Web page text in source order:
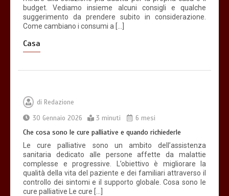
budget. Vediamo insieme alcuni consigli e qualche
suggerimento da prendere subito in considerazione.
Come cambiano i consumi a […]
Casa
di Redazione
30 Gennaio 2026
3 minuti 6 mesi
Che cosa sono le cure palliative e quando richiederle
Le cure palliative sono un ambito dell’assistenza
sanitaria dedicato alle persone affette da malattie
complesse e progressive. L’obiettivo è migliorare la
qualità della vita del paziente e dei familiari attraverso il
controllo dei sintomi e il supporto globale. Cosa sono le
cure palliative Le cure […]